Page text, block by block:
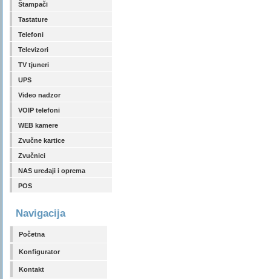
Štampači
Tastature
Telefoni
Televizori
TV tjuneri
UPS
Video nadzor
VOIP telefoni
WEB kamere
Zvučne kartice
Zvučnici
NAS uređaji i oprema
POS
Navigacija
Početna
Konfigurator
Kontakt